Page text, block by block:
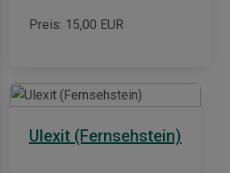
Preis: 15,00 EUR
Ulexit (Fernsehstein)